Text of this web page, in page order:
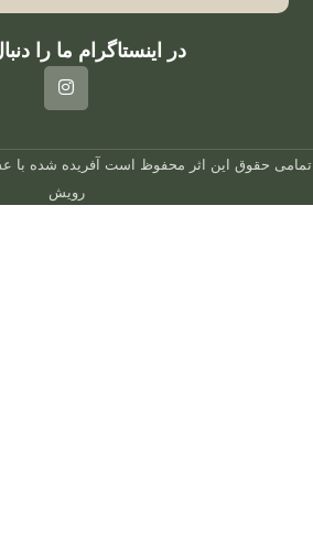
در اینستاگرام ما را
تمامی حقوق این اثر محفوظ است آفریده شده با
رویش